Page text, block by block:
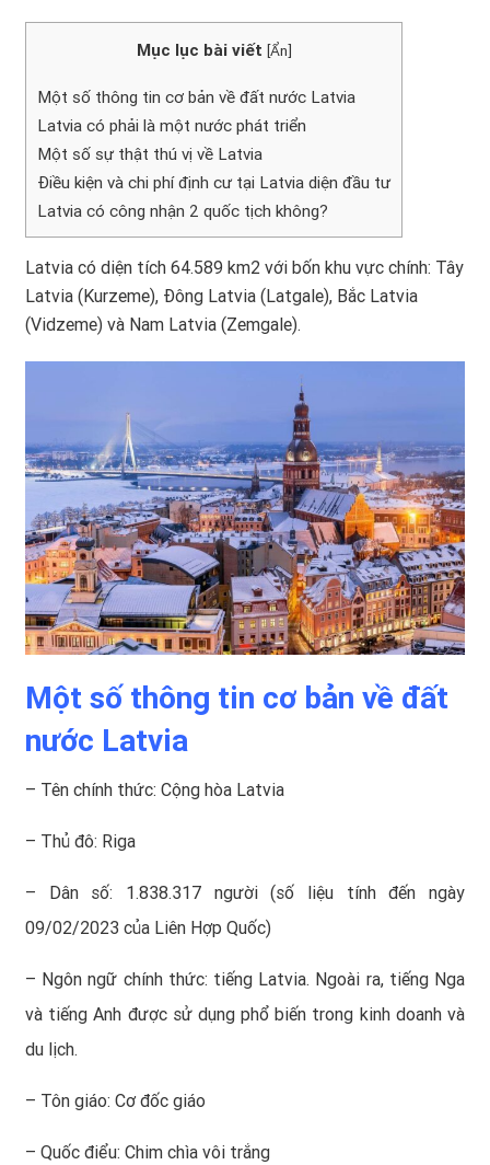
Mục lục bài viết [Ẩn]
Một số thông tin cơ bản về đất nước Latvia
Latvia có phải là một nước phát triển
Một số sự thật thú vị về Latvia
Điều kiện và chi phí định cư tại Latvia diện đầu tư
Latvia có công nhận 2 quốc tịch không?
Latvia có diện tích 64.589 km2 với bốn khu vực chính: Tây
Latvia (Kurzeme), Đông Latvia (Latgale), Bắc Latvia
(Vidzeme) và Nam Latvia (Zemgale).
Một số thông tin cơ bản về đất
nước Latvia
– Tên chính thức: Cộng hòa Latvia
– Thủ đô: Riga
– Dân số: 1.838.317 người (số liệu tính đến ngày
09/02/2023 của Liên Hợp Quốc)
– Ngôn ngữ chính thức: tiếng Latvia. Ngoài ra, tiếng Nga
và tiếng Anh được sử dụng phổ biến trong kinh doanh và
du lịch.
– Tôn giáo: Cơ đốc giáo
– Quốc điểu: Chim chìa vôi trắng